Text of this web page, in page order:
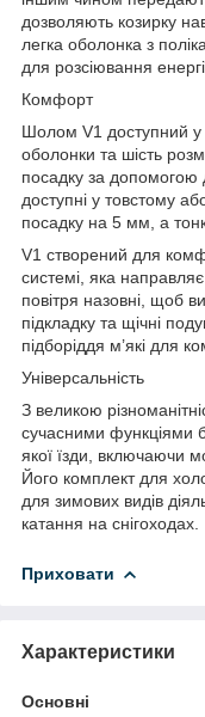
дозволяють козирку
легка оболонка з
для розсіювання
Комфорт
Шолом V1 доступний у
оболонки та шість
посадку за допомогою
доступні у товстому
посадку на 5 мм, а
V1 створений для
системі, яка
повітря назовні, щоб
підкладку та щічні
підборіддя м’які для
Універсальність
З великою
сучасними функціями
якої їзди, включаючи
Його комплект для
для зимових видів
катання на снігоходах.
Приховати
Характеристики
Основні